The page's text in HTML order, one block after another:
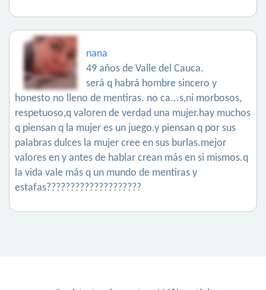
nana
49 años de Valle del Cauca.
será q habrá hombre sincero y
honesto no lleno de mentiras. no ca...s,ni morbosos,
respetuoso,q valoren de verdad una mujer.hay muchos
q piensan q la mujer es un juego.y piensan q por sus
palabras dulces la mujer cree en sus burlas.mejor
valores en y antes de hablar crean más en si mismos.q
la vida vale más q un mundo de mentiras y
estafas????????????????????